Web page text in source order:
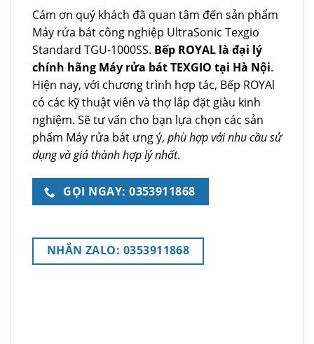
Cám ơn quý khách đã quan tâm đến sản phẩm
Máy rửa bát công nghiệp UltraSonic Texgio
Standard TGU-1000SS. Bếp ROYAL là đại lý
chính hãng Máy rửa bát TEXGIO tại Hà Nội.
Hiện nay, với chương trình hợp tác, Bếp ROYAl
có các kỹ thuật viên và thợ lắp đặt giàu kinh
nghiệm. Sẽ tư vấn cho bạn lựa chọn các sản
phẩm Máy rửa bát ưng ý, phù hợp với nhu cầu sử
dụng và giá thành hợp lý nhất.
GỌI NGAY: 0353911868
NHẮN ZALO: 0353911868